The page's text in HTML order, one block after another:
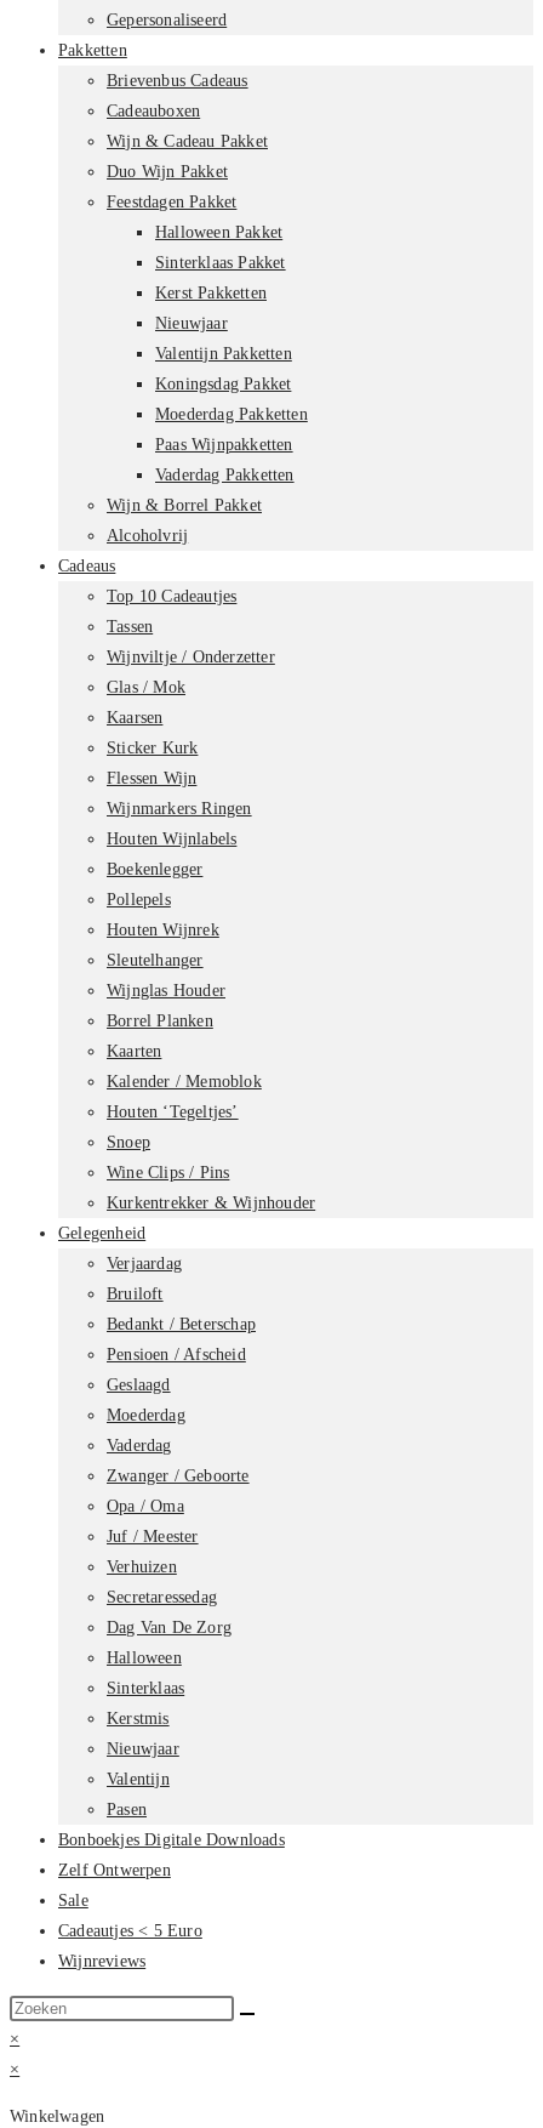
Gepersonaliseerd
Pakketten
Brievenbus Cadeaus
Cadeauboxen
Wijn & Cadeau Pakket
Duo Wijn Pakket
Feestdagen Pakket
Halloween Pakket
Sinterklaas Pakket
Kerst Pakketten
Nieuwjaar
Valentijn Pakketten
Koningsdag Pakket
Moederdag Pakketten
Paas Wijnpakketten
Vaderdag Pakketten
Wijn & Borrel Pakket
Alcoholvrij
Cadeaus
Top 10 Cadeautjes
Tassen
Wijnviltje / Onderzetter
Glas / Mok
Kaarsen
Sticker Kurk
Flessen Wijn
Wijnmarkers Ringen
Houten Wijnlabels
Boekenlegger
Pollepels
Houten Wijnrek
Sleutelhanger
Wijnglas Houder
Borrel Planken
Kaarten
Kalender / Memoblok
Houten ‘Tegeltjes’
Snoep
Wine Clips / Pins
Kurkentrekker & Wijnhouder
Gelegenheid
Verjaardag
Bruiloft
Bedankt / Beterschap
Pensioen / Afscheid
Geslaagd
Moederdag
Vaderdag
Zwanger / Geboorte
Opa / Oma
Juf / Meester
Verhuizen
Secretaressedag
Dag Van De Zorg
Halloween
Sinterklaas
Kerstmis
Nieuwjaar
Valentijn
Pasen
Bonboekjes Digitale Downloads
Zelf Ontwerpen
Sale
Cadeautjes < 5 Euro
Wijnreviews
Zoek
op
deze
×
×
Winkelwagen